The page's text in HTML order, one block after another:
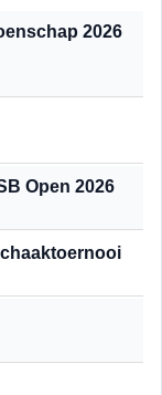
2026
Open 2026